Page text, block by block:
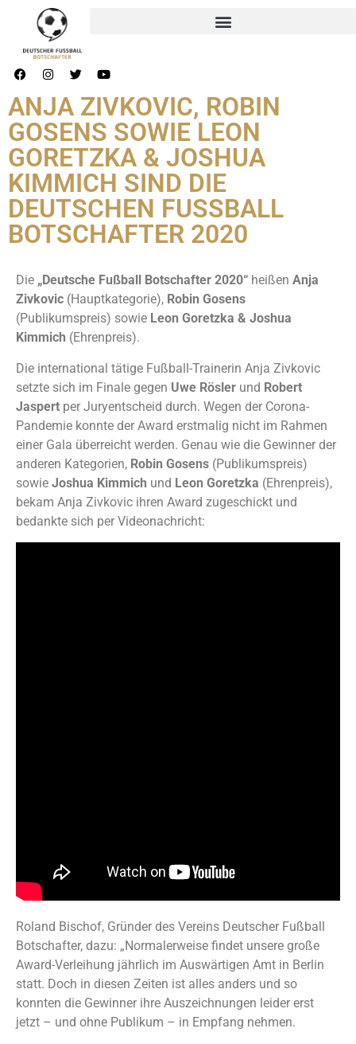
ANJA ZIVKOVIC, ROBIN
GOSENS SOWIE LEON
GORETZKA & JOSHUA
KIMMICH SIND DIE
DEUTSCHEN FUSSBALL
BOTSCHAFTER 2020
Die „Deutsche Fußball Botschafter 2020“ heißen Anja
Zivkovic (Hauptkategorie), Robin Gosens
(Publikumspreis) sowie Leon Goretzka & Joshua
Kimmich (Ehrenpreis).
Die international tätige Fußball-Trainerin Anja Zivkovic
setzte sich im Finale gegen Uwe Rösler und Robert
Jaspert per Juryentscheid durch. Wegen der Corona-
Pandemie konnte der Award erstmalig nicht im Rahmen
einer Gala überreicht werden. Genau wie die Gewinner der
anderen Kategorien, Robin Gosens (Publikumspreis)
sowie Joshua Kimmich und Leon Goretzka (Ehrenpreis),
bekam Anja Zivkovic ihren Award zugeschickt und
bedankte sich per Videonachricht:
Roland Bischof, Gründer des Vereins Deutscher Fußball
Botschafter, dazu: „Normalerweise findet unsere große
Award-Verleihung jährlich im Auswärtigen Amt in Berlin
statt. Doch in diesen Zeiten ist alles anders und so
konnten die Gewinner ihre Auszeichnungen leider erst
jetzt – und ohne Publikum – in Empfang nehmen.